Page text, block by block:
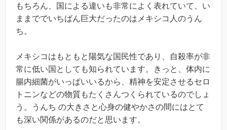
もちろん、国による違いも非常によく表れていて、い
ままででいちばん巨大だったのはメキシコ人のうん
ち。
メキシコはもともと陽気な国民性であり、自殺率が非
常に低い国としても知られています。きっと、体内に
腸内細菌がいっぱいいるから、精神を安定させるセロ
トニンなどの物質もたくさんつくられているのでしょ
う。うんち の大きさと心身の健やかさの間にはとて
も深い関係があるのだと思います。